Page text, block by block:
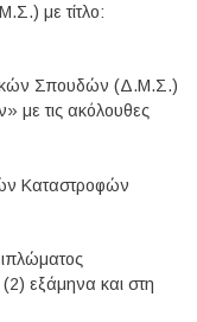
με τίτλο:
Σπουδών (Δ.Μ.Σ.)
με τις ακόλουθες
Καταστροφών
εξάμηνα και στη